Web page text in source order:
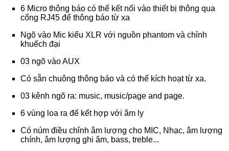
6 Micro thông báo có thể kết nối vào thiết bị thông qua
cổng RJ45 để thông báo từ xa
Ngõ vào Mic kiểu XLR với nguồn phantom và chỉnh
khuếch đại
03 ngõ vào AUX
Có sẵn chuông thông báo và có thể kích hoạt từ xa.
03 kênh ngõ ra: music, music/page and page.
6 vùng loa ra để kết hợp với âm ly
Có núm điều chỉnh âm lượng cho MIC, Nhạc, âm lượng
chính, âm lượng ghi âm, bass, treble...